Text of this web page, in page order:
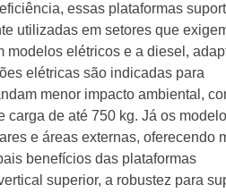
essas plataformas
utilizadas em setores que
elétricos e a diesel,
elétricas são indicadas para
menor impacto ambiental,
carga de até 750 kg. Já os
e áreas externas, oferecendo
benefícios das plataformas
superior, a robustez para